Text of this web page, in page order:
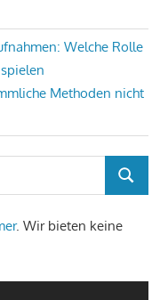
Welche Rolle
Methoden nicht
SUCHEN
. Wir bieten keine